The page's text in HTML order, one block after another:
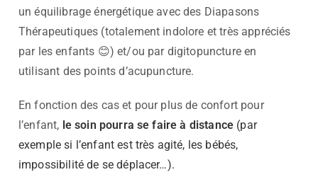
un équilibrage énergétique avec des Diapasons
Thérapeutiques (totalement indolore et très appréciés
par les enfants 😊) et/ou par digitopuncture en
utilisant des points d’acupuncture.
En fonction des cas et pour plus de confort pour
l’enfant, le soin pourra se faire à distance (par
exemple si l’enfant est très agité, les bébés,
impossibilité de se déplacer…).